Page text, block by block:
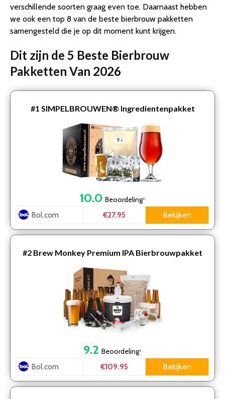
verschillende soorten graag even toe. Daarnaast hebben
we ook een top 8 van de beste bierbrouw pakketten
samengesteld die je op dit moment kunt krijgen.
Dit zijn de 5 Beste Bierbrouw
Pakketten Van 2026
#1 SIMPELBROUWEN® Ingredientenpakket
10.0 Beoordeling*
Bol.com €27.95 Bekijken
#2 Brew Monkey Premium IPA Bierbrouwpakket
9.2 Beoordeling*
Bol.com €109.95 Bekijken